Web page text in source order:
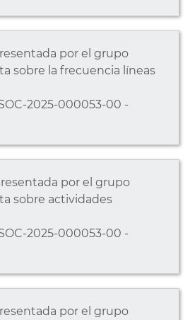
por el grupo
sobre la frecuencia líneas
2025-000053-00 -
por el grupo
sobre actividades
2025-000053-00 -
por el grupo